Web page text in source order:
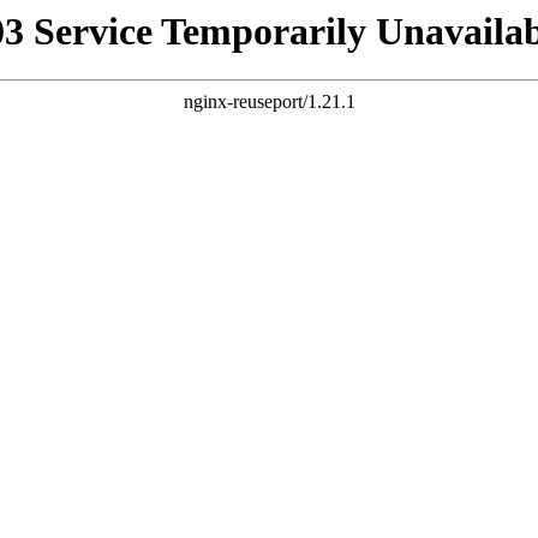
Service Temporarily
nginx-reuseport/1.21.1